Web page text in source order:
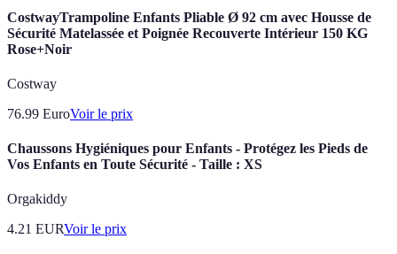
CostwayTrampoline Enfants Pliable Ø 92 cm avec Housse de
Sécurité Matelassée et Poignée Recouverte Intérieur 150 KG
Rose+Noir
Costway
76.99 EuroVoir le prix
Chaussons Hygiéniques pour Enfants - Protégez les Pieds de
Vos Enfants en Toute Sécurité - Taille : XS
Orgakiddy
4.21 EURVoir le prix